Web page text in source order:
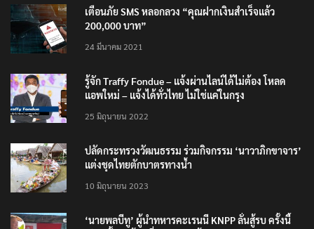
เตือนภัย SMS หลอกลวง “คุณฝากเงินสำเร็จแล้ว
200,000 บาท”
24 มีนาคม 2021
รู้จัก Traffy Fondue – แจ้งผ่านไลน์ได้ไม่ต้อง โหลด
แอพใหม่ – แจ้งได้ทั่วไทย ไม่ใช่แค่ในกรุง
25 มิถุนายน 2022
ปลัดกระทรวงวัฒนธรรม ร่วมกิจกรรม ‘นาวาภิกขาจาร’
แต่งชุดไทยตักบาตรทางน้ำ
10 มิถุนายน 2023
‘นายพลบีทู’ ผู้นำทหารคะเรนนี KNPP ลั่นสู้รบ ครั้งนี้